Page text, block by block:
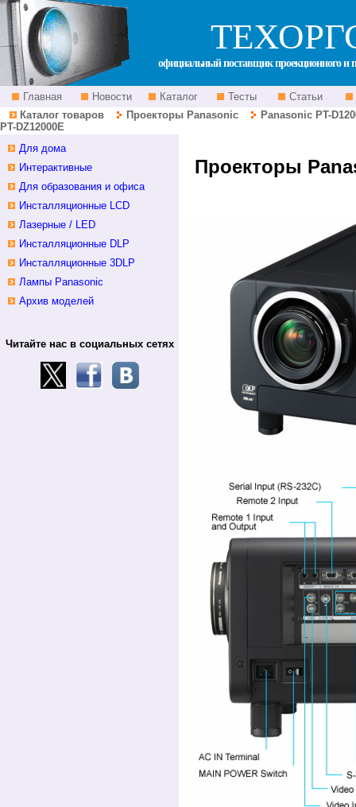
официальный поставщик проекционного и
Главная Новости Каталог Тесты Статьи
Каталог товаров
Проекторы Panasonic
Panasonic PT-
PT-DZ12000E
Проекторы
Для дома
Интерактивные
Для образования и офиса
Инсталляционные LCD
Лазерные / LED
Инсталляционные DLP
Инсталляционные 3DLP
Лампы Panasonic
Архив моделей
Читайте нас в социальных сетях